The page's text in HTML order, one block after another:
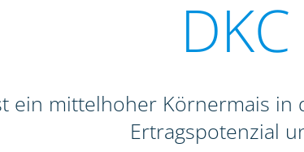
ein mittelhoher Körnermais
Ertragspotenzial